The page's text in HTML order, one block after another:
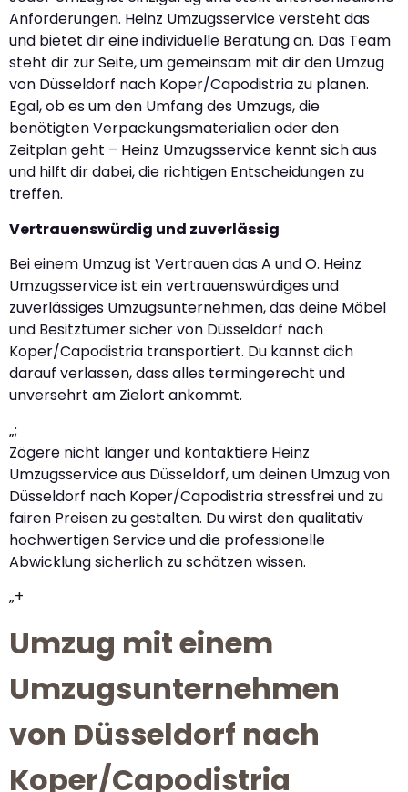
Anforderungen. Heinz Umzugsservice versteht das
und bietet dir eine individuelle Beratung an. Das Team
steht dir zur Seite, um gemeinsam mit dir den Umzug
von Düsseldorf nach Koper/Capodistria zu planen.
Egal, ob es um den Umfang des Umzugs, die
benötigten Verpackungsmaterialien oder den
Zeitplan geht – Heinz Umzugsservice kennt sich aus
und hilft dir dabei, die richtigen Entscheidungen zu
treffen.
Vertrauenswürdig und zuverlässig
Bei einem Umzug ist Vertrauen das A und O. Heinz
Umzugsservice ist ein vertrauenswürdiges und
zuverlässiges Umzugsunternehmen, das deine Möbel
und Besitztümer sicher von Düsseldorf nach
Koper/Capodistria transportiert. Du kannst dich
darauf verlassen, dass alles termingerecht und
unversehrt am Zielort ankommt.
„;
Zögere nicht länger und kontaktiere Heinz
Umzugsservice aus Düsseldorf, um deinen Umzug von
Düsseldorf nach Koper/Capodistria stressfrei und zu
fairen Preisen zu gestalten. Du wirst den qualitativ
hochwertigen Service und die professionelle
Abwicklung sicherlich zu schätzen wissen.
„+
Umzug mit einem
Umzugsunternehmen
von Düsseldorf nach
Koper/Capodistria